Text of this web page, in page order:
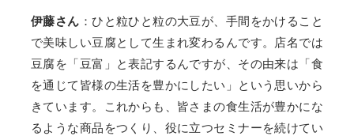
伊藤さん ：ひと粒ひと粒の大豆が、手間をかけること
で美味しい豆腐として生まれ変わるんです。店名では
豆腐を「豆富」と表記するんですが、その由来は「食
を通じて皆様の生活を豊かにしたい」という思いから
きています。これからも、皆さまの食生活が豊かにな
るような商品をつくり、役に立つセミナーを続けてい